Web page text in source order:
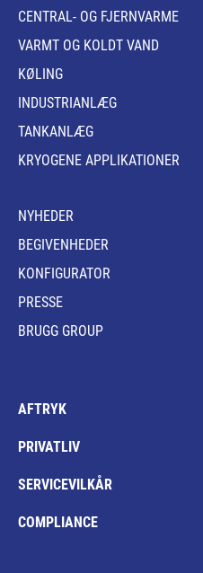
CENTRAL- OG FJERNVARME
VARMT OG KOLDT VAND
KØLING
INDUSTRIANLÆG
TANKANLÆG
KRYOGENE APPLIKATIONER
NYHEDER
BEGIVENHEDER
KONFIGURATOR
PRESSE
BRUGG GROUP
AFTRYK
PRIVATLIV
SERVICEVILKÅR
COMPLIANCE